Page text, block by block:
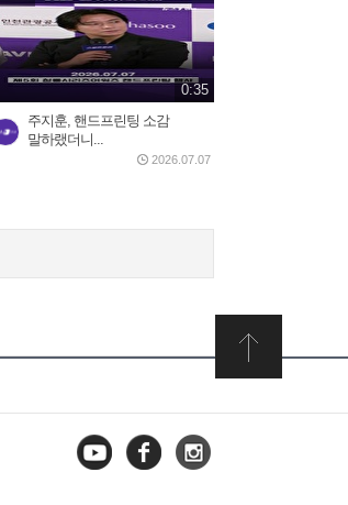
0:35
주지훈, 핸드프린팅 소감
말하랬더니...
2026.07.07